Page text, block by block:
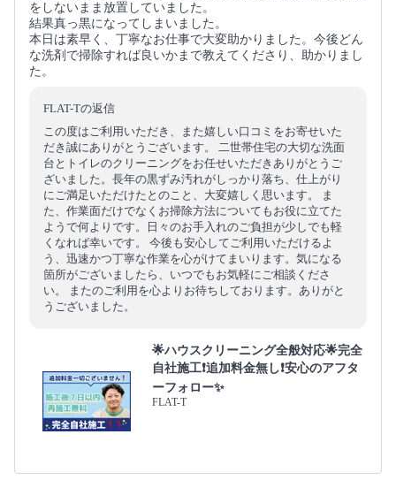
をしないまま放置していました。
結果真っ黒になってしまいました。
本日は素早く、丁寧なお仕事で大変助かりました。今後どん
な洗剤で掃除すれば良いかまで教えてくださり、助かりまし
た。
FLAT-Tの返信
この度はご利用いただき、また嬉しい口コミをお寄せいた
だき誠にありがとうございます。 二世帯住宅の大切な洗面
台とトイレのクリーニングをお任せいただきありがとうご
ざいました。長年の黒ずみ汚れがしっかり落ち、仕上がり
にご満足いただけたとのこと、大変嬉しく思います。 ま
た、作業面だけでなくお掃除方法についてもお役に立てた
ようで何よりです。日々のお手入れのご負担が少しでも軽
くなれば幸いです。 今後も安心してご利用いただけるよ
う、迅速かつ丁寧な作業を心がけてまいります。気になる
箇所がございましたら、いつでもお気軽にご相談くださ
い。 またのご利用を心よりお待ちしております。ありがと
うございました。
🌟ハウスクリーニング全般対応🌟完全
自社施工❗️追加料金無し❗️安心のアフタ
ーフォロー✨
FLAT-T